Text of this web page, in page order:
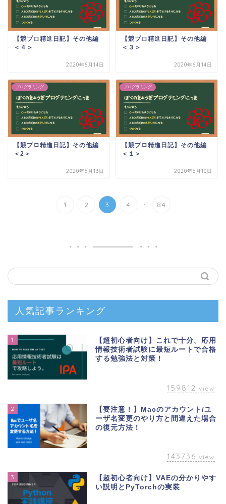
【競プロ精進日記】その他編
＜４＞
2020年6月14日
【競プロ精進日記】その他編
＜３＞
2020年6月14日
プログラミング
【競プロ精進日記】その他編
＜2＞
2020年6月13日
プログラミング
【競プロ精進日記】その他編
＜１＞
2020年6月10日
1 2 3 4 ... 84
人気記事ランキング
1
【超初心者向け】これで十分。応用
情報技術者試験に最短ルートで合格
する勉強法と対策！
159812 view
2
【要注意！】Macのアカウント/ユ
ーザ名変更のやり方と間違えた場合
の復元方法！
143736 view
3
【超初心者向け】VAEの分かりやす
い説明とPyTorchの実装